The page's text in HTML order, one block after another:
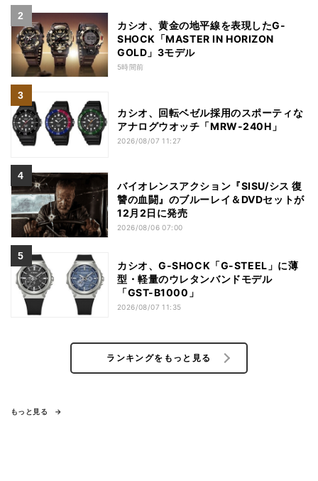
カシオ、黄金の地平線を表現したG-
SHOCK「MASTER IN HORIZON
GOLD」3モデル
5時間前
カシオ、回転ベゼル採用のスポーティな
アナログウオッチ「MRW-240H」
2026/08/07 11:27
バイオレンスアクション『SISU/シス 復
讐の血闘』のブルーレイ＆DVDセットが
12月2日に発売
2026/08/06 07:00
カシオ、G-SHOCK「G-STEEL」に薄
型・軽量のウレタンバンドモデル
「GST-B1000」
2026/08/07 11:35
ランキングをもっと見る
もっと見る